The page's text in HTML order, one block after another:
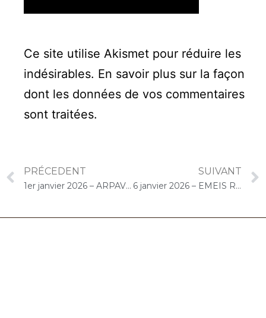
Ce site utilise Akismet pour réduire les
indésirables. En savoir plus sur la façon
dont les données de vos commentaires
sont traitées.
PRÉCEDENT
1er janvier 2026 – ARPAVIE Les Neuf Muses (Issy-les-Moulineaux) : Concert « Cello Solo »
SUIVANT
6 janvier 2026 – EMEIS René Legros (Dourdan) : Concert « Cello Solo »